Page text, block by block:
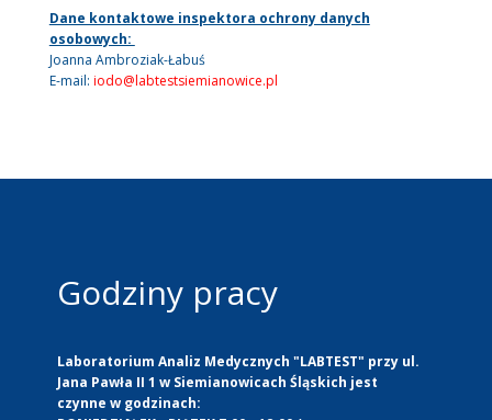
Dane kontaktowe inspektora ochrony danych
osobowych:
Joanna Ambroziak-Łabuś
E-mail: iodo@labtestsiemianowice.pl
Godziny pracy
Laboratorium Analiz Medycznych "LABTEST" przy ul.
Jana Pawła II 1 w Siemianowicach Śląskich jest
czynne w godzinach: